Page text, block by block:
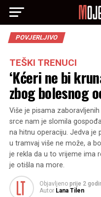
POVJERLJIVO
TEŠKI TRENUCI
‘Kćeri ne bi
zbog bolesnog
Više je pisama
srce nam je slomila
na hitnu operaciju. Jedva je
u tramvaj više ne može, a
je rekla da u to vrijeme ima
je otišla na more.
Objavljeno prije 2
Autor Lana Tilen